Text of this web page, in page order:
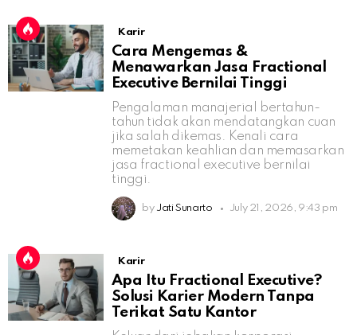
Karir
Cara Mengemas &
Menawarkan Jasa Fractional
Executive Bernilai Tinggi
Pengalaman manajerial bertahun-
tahun tidak akan mendatangkan cuan
jika salah dikemas. Kenali cara
memetakan keahlian dan memasarkan
jasa fractional executive bernilai
tinggi.
by Jati Sunarto July 21, 2026, 9:43 pm
Karir
Apa Itu Fractional Executive?
Solusi Karier Modern Tanpa
Terikat Satu Kantor